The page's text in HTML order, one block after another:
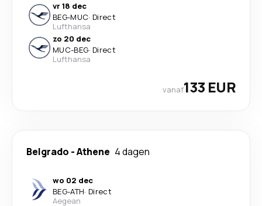
vr 18 dec
BEG-MUC· Direct
Lufthansa
zo 20 dec
MUC-BEG· Direct
Lufthansa
vanaf133 EUR
Belgrado -Athene 4 dagen
wo 02 dec
BEG-ATH· Direct
Aegean